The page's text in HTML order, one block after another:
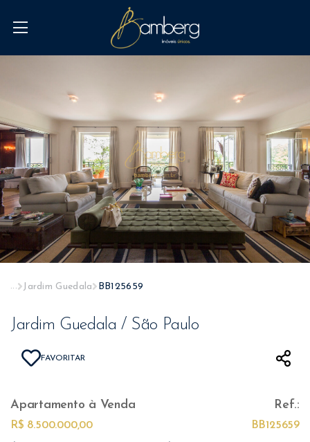
... Jardim Guedala BB125659
Jardim Guedala / São Paulo
FAVORITAR
Apartamento à Venda
R$ 8.500.000,00
Ref.:
BB125659